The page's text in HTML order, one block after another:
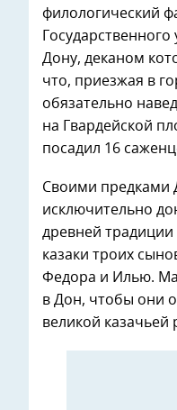
филологический
Дону, деканом
что, приезжая в
обязательно
на Гвардейской
посадил 16
Своими предками
исключительно
древней
казаки троих
Федора и Илью.
в Дон, чтобы они
великой казачьей